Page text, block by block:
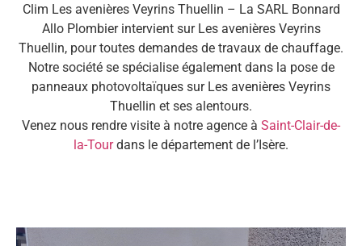
Clim Les avenières Veyrins Thuellin – La SARL Bonnard
Allo Plombier intervient sur Les avenières Veyrins
Thuellin, pour toutes demandes de travaux de chauffage.
Notre société se spécialise également dans la pose de
panneaux photovoltaïques sur Les avenières Veyrins
Thuellin et ses alentours.
Venez nous rendre visite à notre agence à Saint-Clair-de-
la-Tourdans le département de l’Isère.